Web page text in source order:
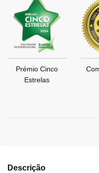
Prémio Cinco
Estrelas
Descrição